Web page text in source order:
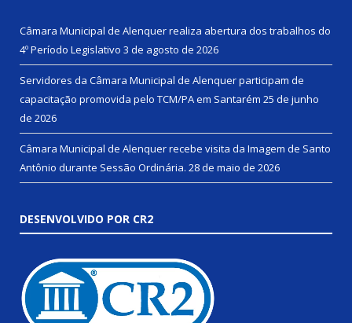
Câmara Municipal de Alenquer realiza abertura dos trabalhos do
4º Período Legislativo 3 de agosto de 2026
Servidores da Câmara Municipal de Alenquer participam de
capacitação promovida pelo TCM/PA em Santarém 25 de junho
de 2026
Câmara Municipal de Alenquer recebe visita da Imagem de Santo
Antônio durante Sessão Ordinária. 28 de maio de 2026
DESENVOLVIDO POR CR2